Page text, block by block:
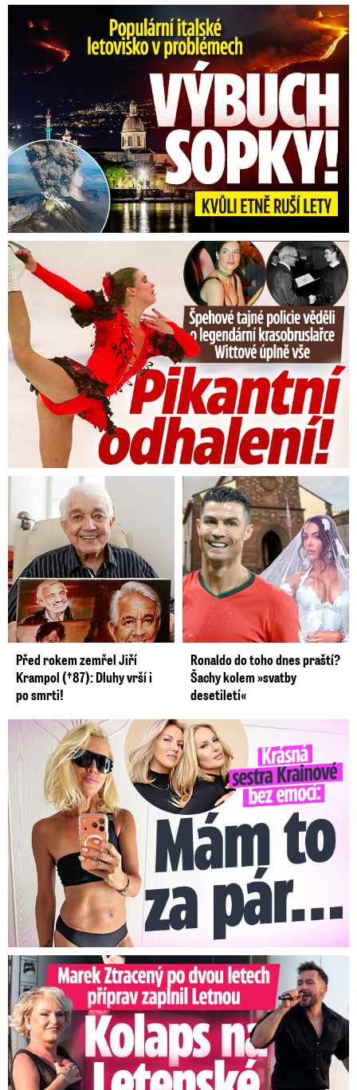
Erupce sicilské sopky Etny: Ruší desítky letů
Tajná policie špehovala krasobruslařku Wittovou: Pikantní ...
Před rokem zemřel Jiří
Krampol (†87): Dluhy vrší i
po smrti!
Ronaldo do toho dnes praští?
Šachy kolem »svatby
desetiletí«
Krásná sestra Krainové bez emocí: Mám to za pár…
Marek Ztracený na Letné: Pártlová stopla koncert